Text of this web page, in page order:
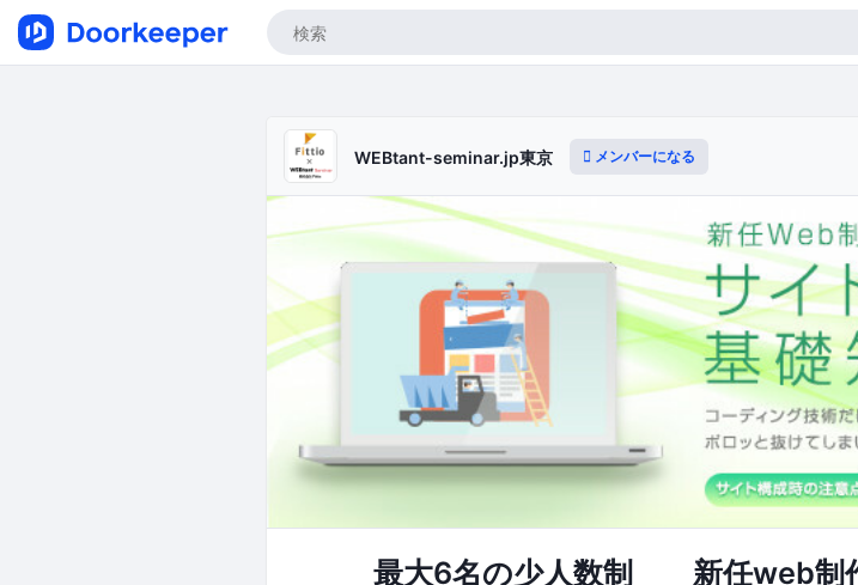
WEBtant-seminar.jp東京 メンバーになる
最大6名の少人数制 新任web制